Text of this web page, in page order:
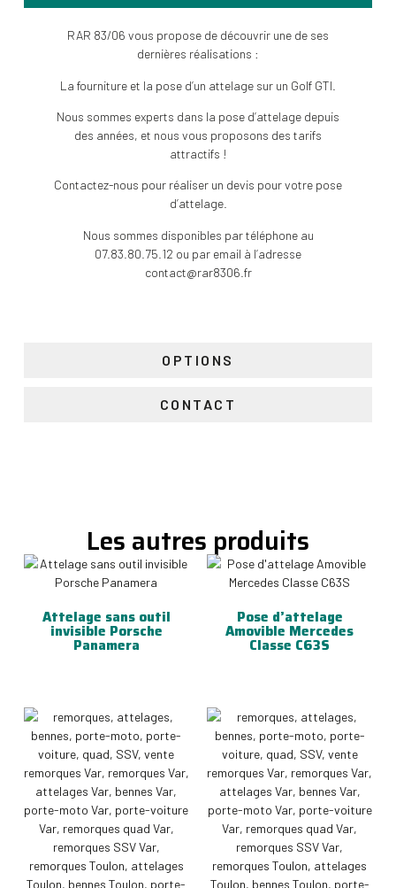
OPTIONS
CONTACT
RAR 83/06 vous propose de découvrir une de ses
dernières réalisations :
La fourniture et la pose d’un attelage sur un Golf GTI.
Nous sommes experts dans la pose d’attelage depuis
des années, et nous vous proposons des tarifs
attractifs !
Contactez-nous pour réaliser un devis pour votre pose
d’attelage.
Nous sommes disponibles par téléphone au
07.83.80.75.12 ou par email à l’adresse
contact@rar8306.fr
Les autres produits
Attelage sans outil
invisible Porsche
Panamera
Pose d’attelage
Amovible Mercedes
Classe C63S